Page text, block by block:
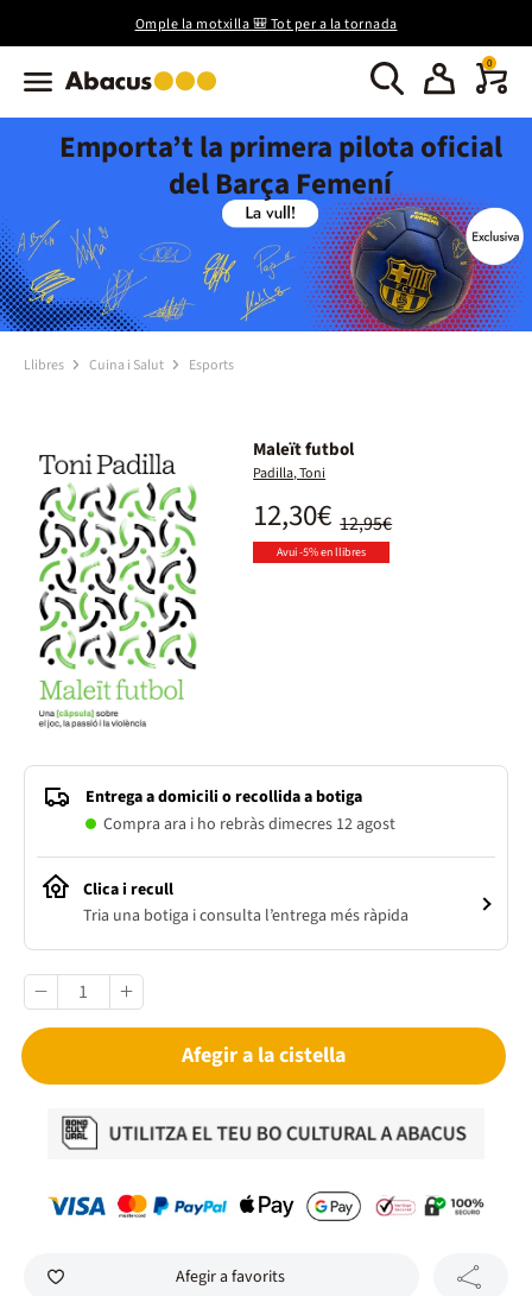
Omple la motxilla 🎒 Tot per a la tornada
0
Emporta’t la primera pilota oficial
del Barça Femení
Llibres Cuina i Salut Esports
Maleït futbol
Padilla, Toni
12,95€
12,30€
Avui -5% en llibres
Entrega a domicili o recollida a botiga
Compra ara i ho rebràs dimecres 12 agost
Clica i recull
Tria una botiga i consulta l’entrega més ràpida
Afegir a la cistella
Afegir a favorits